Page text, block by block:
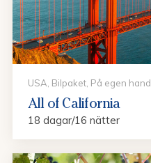
USA, Bilpaket, På egen hand
All of California
18 dagar/16 nätter